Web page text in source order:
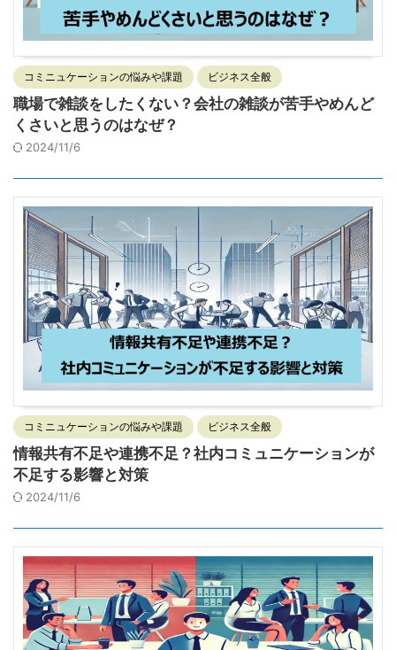
コミニュケーションの悩みや課題 ビジネス全般
職場で雑談をしたくない？会社の雑談が苦手やめんど
くさいと思うのはなぜ？
2024/11/6
コミニュケーションの悩みや課題 ビジネス全般
情報共有不足や連携不足？社内コミュニケーションが
不足する影響と対策
2024/11/6